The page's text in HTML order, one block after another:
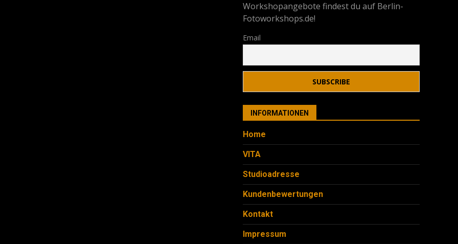
Workshopangebote findest du auf Berlin-
Fotoworkshops.de!
Email
INFORMATIONEN
Home
VITA
Studioadresse
Kundenbewertungen
Kontakt
Impressum